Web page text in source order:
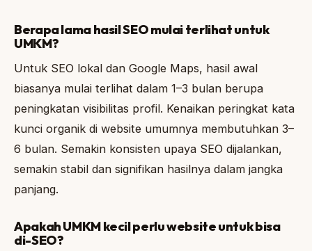
Berapa lama hasil SEO mulai terlihat untuk
UMKM?
Untuk SEO lokal dan Google Maps, hasil awal
biasanya mulai terlihat dalam 1–3 bulan berupa
peningkatan visibilitas profil. Kenaikan peringkat kata
kunci organik di website umumnya membutuhkan 3–
6 bulan. Semakin konsisten upaya SEO dijalankan,
semakin stabil dan signifikan hasilnya dalam jangka
panjang.
Apakah UMKM kecil perlu website untuk bisa
di-SEO?